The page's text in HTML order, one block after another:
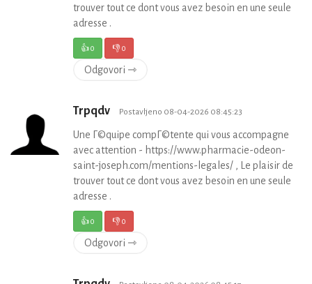
trouver tout ce dont vous avez besoin en une seule
adresse .
👍0 👎0
Odgovori ⇾
Trpqdv Postavljeno 08-04-2026 08:45:23
Une Г©quipe compГ©tente qui vous accompagne
avec attention - https://www.pharmacie-odeon-
saint-joseph.com/mentions-legales/ , Le plaisir de
trouver tout ce dont vous avez besoin en une seule
adresse .
👍0 👎0
Odgovori ⇾